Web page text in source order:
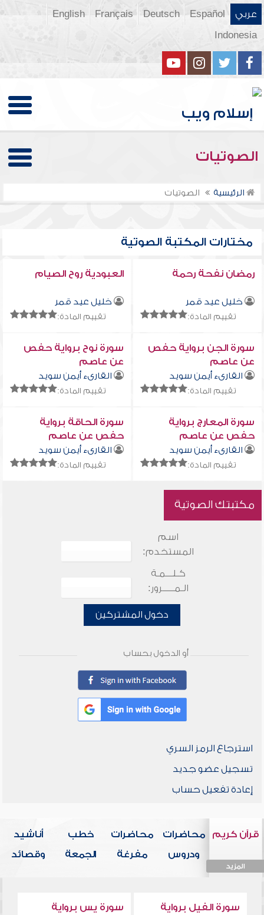
عربي Español
Deutsch
Français
English
Indonesia
الصوتيات
الرئيسية الصوتيات
مختارات المكتبة الصوتية
رمضان نفحة رحمة
خليل عيد قمر
تقييم المادة:
العبودية روح الصيام
خليل عيد قمر
تقييم المادة:
سورة الجن برواية حفص
عن عاصم
القارىء أيمن سويد
تقييم المادة:
سورة نوح برواية حفص
عن عاصم
القارىء أيمن سويد
تقييم المادة:
سورة المعارج برواية
حفص عن عاصم
القارىء أيمن سويد
تقييم المادة:
سورة الحاقة برواية
حفص عن عاصم
القارىء أيمن سويد
تقييم المادة:
مكتبتك الصوتية
اسم
المستخدم:
كـلـــمـة
الـمـــــرور:
دخول المشتركين
أو الدخول بحساب
استرجاع الرمز السري
تسجيل عضو جديد
إعادة تفعيل حساب
قرآن كريم
المزيد
محاضرات
ودروس
محاضرات
مفرغة
خطب
الجمعة
أناشيد
وقصائد
سورة الفيل برواية
سورة يس برواية